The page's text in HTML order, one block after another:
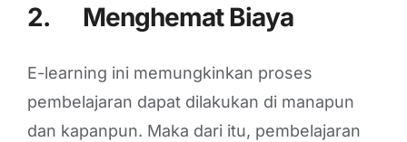
2. Menghemat Biaya
E-learning ini memungkinkan proses
pembelajaran dapat dilakukan di manapun
dan kapanpun. Maka dari itu, pembelajaran